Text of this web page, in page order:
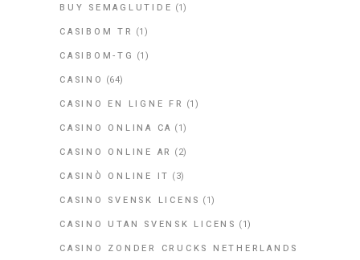
BUY SEMAGLUTIDE (1)
CASIBOM TR (1)
CASIBOM-TG (1)
CASINO (64)
CASINO EN LIGNE FR (1)
CASINO ONLINA CA (1)
CASINO ONLINE AR (2)
CASINÒ ONLINE IT (3)
CASINO SVENSK LICENS (1)
CASINO UTAN SVENSK LICENS (1)
CASINO ZONDER CRUCKS NETHERLANDS